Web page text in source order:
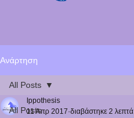
Ανάρτηση
All Posts
All Posts
Ippothesis
11 Απρ 2017 διαβάστηκε 2 λεπτά